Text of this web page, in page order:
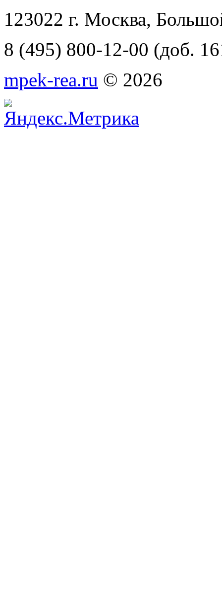
123022 г. Москва,
8 (495) 800-12-00 (доб.
mpek-rea.ru © 2026